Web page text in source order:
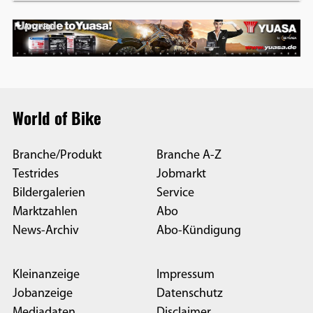
Anzeige
World of Bike
Branche/Produkt
Testrides
Bildergalerien
Marktzahlen
News-Archiv
Branche A-Z
Jobmarkt
Service
Abo
Abo-Kündigung
Kleinanzeige
Jobanzeige
Impressum
Datenschutz